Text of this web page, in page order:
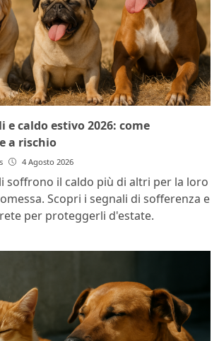
e caldo estivo 2026: come
a rischio
4 Agosto 2026
soffrono il caldo più di altri per la loro
Scopri i segnali di sofferenza e
per proteggerli d'estate.